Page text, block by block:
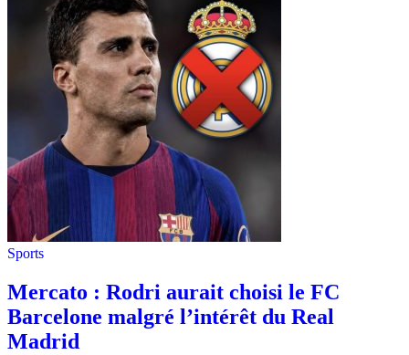
Sports
Mercato : Rodri aurait choisi le FC
Barcelone malgré l’intérêt du Real
Madrid